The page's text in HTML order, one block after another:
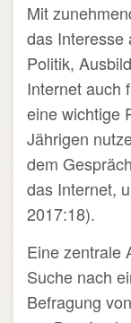
Mit
das Interesse
Politik,
Internet auch
eine wichtige
Jährigen
dem
das Internet,
2017:18).
Eine zentrale
Suche nach
Befragung